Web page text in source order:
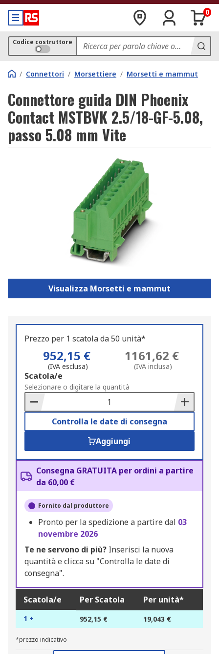
0
Codice costruttore
/ Connettori / Morsettiere / Morsetti e mammut
Connettore guida DIN Phoenix
Contact MSTBVK 2.5/18-GF-5.08,
passo 5.08 mm Vite
Visualizza Morsetti e mammut
Prezzo per 1 scatola da 50 unità*
952,15 €
(IVA esclusa)
1161,62 €
(IVA inclusa)
Add
to
Basket
Scatola/e
Selezionare o digitare la quantità
Controlla le date di consegna
Aggiungi
Consegna GRATUITA per ordini a partire
da 60,00 €
Fornito dal produttore
Pronto per la spedizione a partire dal 03
novembre 2026
Te ne servono di più? Inserisci la nuova
quantità e clicca su "Controlla le date di
consegna".
Scatola/e Per Scatola Per unità*
1 + 952,15 € 19,043 €
*prezzo indicativo